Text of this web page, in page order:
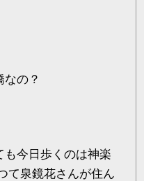
なの？
も今日歩くのは神楽
て泉鏡花さんが住ん